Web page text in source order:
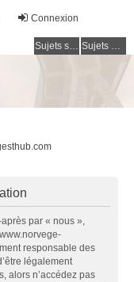
Connexion
Sujets sans réponse Sujets actifs
par « nous »,
responsable des
légalement
alors n’accédez pas